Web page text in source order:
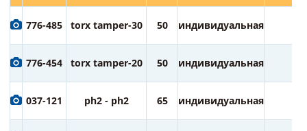
776-485 torx tamper-30 50 индивидуальная
776-454 torx tamper-20 50 индивидуальная
037-121 ph2 - ph2 65 индивидуальная